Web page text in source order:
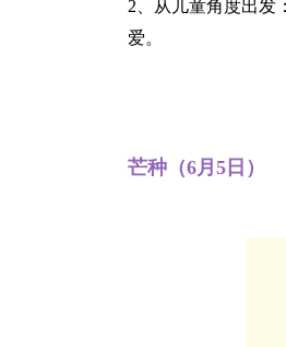
2、从儿童角度出发
爱。
芒种（6月5日）